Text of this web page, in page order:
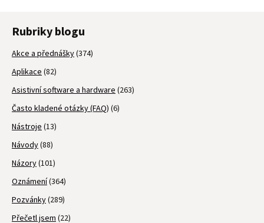
Rubriky blogu
Akce a přednášky(374)
Aplikace (82)
Asistivní software a hardware (263)
Často kladené otázky (FAQ) (6)
Nástroje (13)
Návody(88)
Názory(101)
Oznámení(364)
Pozvánky(289)
Přečetl jsem (22)